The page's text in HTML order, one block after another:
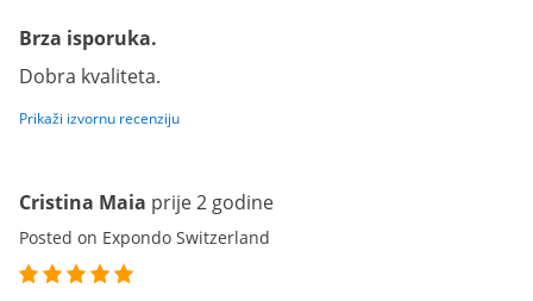
Brza isporuka.
Dobra kvaliteta.
Prikaži izvornu recenziju
Cristina Maia prije 2 godine
Posted on Expondo Switzerland